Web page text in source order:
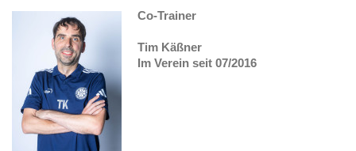
Co-Trainer
Tim Käßner
Im Verein seit 07/2016